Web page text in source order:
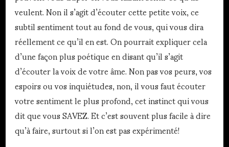
veulent. Non il s’agit d’écouter cette petite voix, ce
subtil sentiment tout au fond de vous, qui vous dira
réellement ce qu’il en est. On pourrait expliquer cela
d’une façon plus poétique en disant qu’il s’agit
d’écouter la voix de votre âme. Non pas vos peurs, vos
espoirs ou vos inquiétudes, non, il vous faut écouter
votre sentiment le plus profond, cet instinct qui vous
dit que vous SAVEZ. Et c’est souvent plus facile à dire
qu’à faire, surtout si l’on est pas expérimenté!